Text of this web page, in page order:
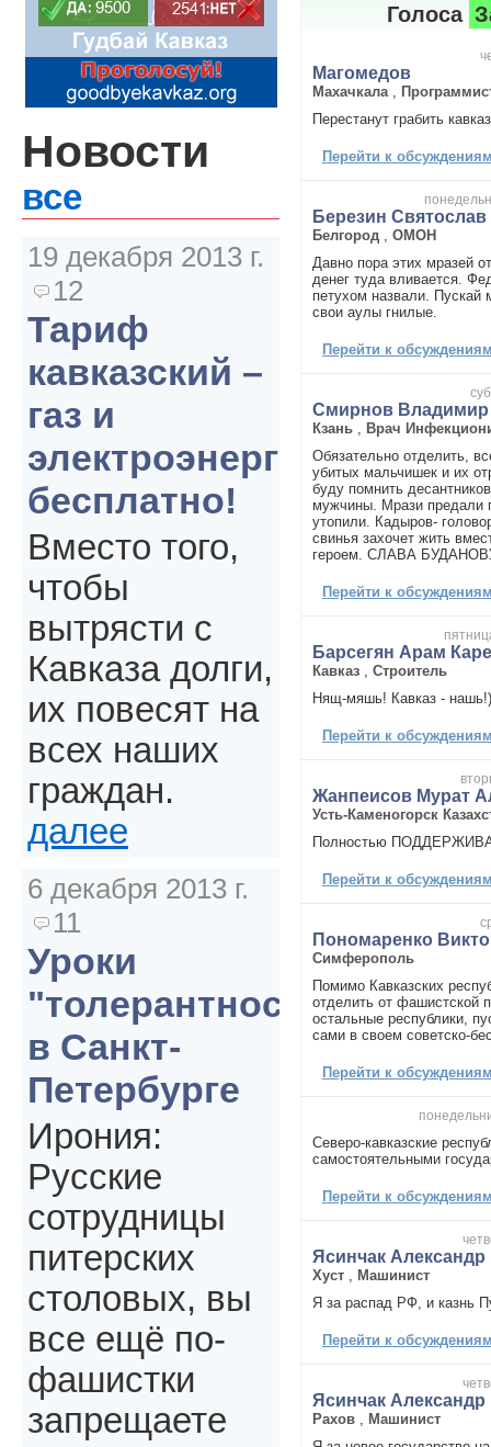
Голоса
Магомедов
Махачкала
Перестанут грабить
Перейти к
Березин Святослав
Белгород
ОМОН
Давно пора этих мразей
денег туда вливается.
петухом назвали. Пускай
свои аулы гнилые.
Перейти к
Смирнов Владимир
Кзань
Врач
Обязательно отделить,
убитых мальчишек и их
буду помнить
мужчины. Мрази предали
утопили. Кадыров-
свинья захочет жить
героем. СЛАВА
Перейти к
Барсегян Арам
Кавказ
Строитель
Нящ-мяшь! Кавказ - нашь!)
Перейти к
Жанпеисов Мурат
Усть-Каменогорск
Полностью
Перейти к
Пономаренко
Симферополь
Помимо Кавказских
отделить от фашистской
остальные республики,
сами в своем советско-
Перейти к
Северо-кавказские
самостоятельными
Перейти к
Ясинчак Александр
Хуст
Машинист
Я за распад РФ, и казнь
Перейти к
Ясинчак Александр
Рахов
Машинист
Новости
все
19 декабря 2013 г.
12
Тариф
кавказский –
газ и
электроэнергия
бесплатно!
Вместо того,
чтобы
вытрясти с
Кавказа долги,
их повесят на
всех наших
граждан.
далее
6 декабря 2013 г.
11
Уроки
"толерантности"
в Санкт-
Петербурге
Ирония:
Русские
сотрудницы
питерских
столовых, вы
все ещё по-
фашистки
запрещаете